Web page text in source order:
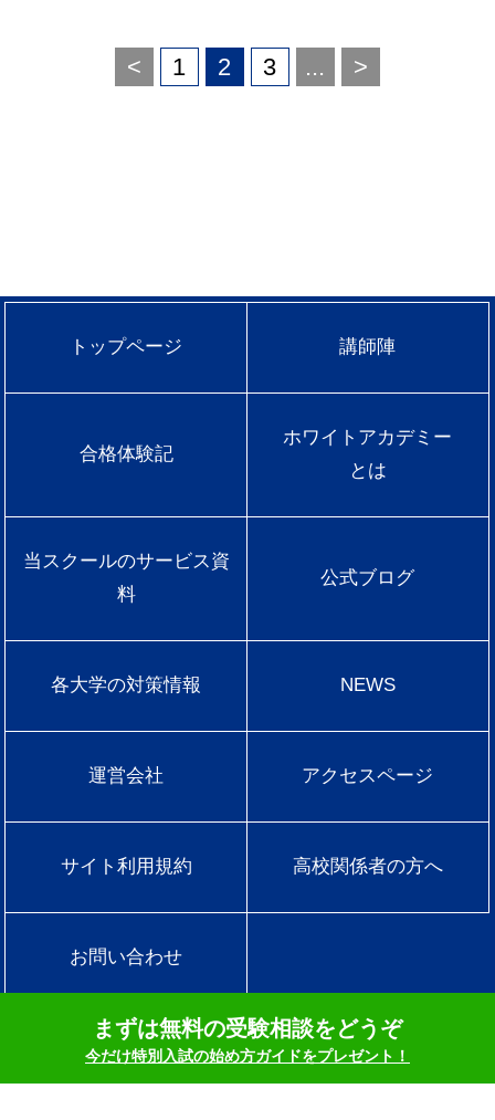
< 1 2 3 ... >
まずは無料の受験相談をどうぞ
今だけ特別入試の始め方ガイドをプレゼント！
トップページ 講師陣
合格体験記
ホワイトアカデミー
とは
当スクールのサービス資
料
公式ブログ
各大学の対策情報 NEWS
運営会社 アクセスページ
サイト利用規約 高校関係者の方へ
お問い合わせ
運営会社 ： Avalon Consulting株式会社
所在地：東京都新宿区西新宿3-7-1新宿パークタワーセンターN30階9
2番